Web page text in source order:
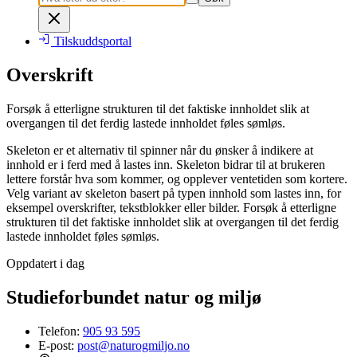
Tilskuddsportal
Overskrift
Forsøk å etterligne strukturen til det faktiske innholdet slik at
overgangen til det ferdig lastede innholdet føles sømløs.
Skeleton er et alternativ til spinner når du ønsker å indikere at
innhold er i ferd med å lastes inn. Skeleton bidrar til at brukeren
lettere forstår hva som kommer, og opplever ventetiden som kortere.
Velg variant av skeleton basert på typen innhold som lastes inn, for
eksempel overskrifter, tekstblokker eller bilder. Forsøk å etterligne
strukturen til det faktiske innholdet slik at overgangen til det ferdig
lastede innholdet føles sømløs.
Oppdatert i dag
Studieforbundet natur og miljø
Telefon: 905 93 595
E-post: post@naturogmiljo.no